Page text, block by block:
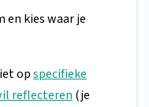
en kies waar je
opspecifieke
reflecteren (je